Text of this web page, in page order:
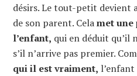
désirs. Le tout-petit devient
de son parent. Celamet
l’enfant, qui en déduit qu’il
s’il n’arrive pas premier.
qui il est vraiment,